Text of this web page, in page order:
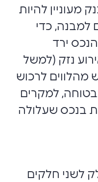
מעוניין להיות
למבנה, כדי
ירד
נזק (למשל
מהלווים לרכוש
למקרים
בנכס שעלולה
לשני חלקים